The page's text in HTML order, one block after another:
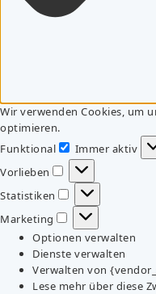
Wir verwenden Cookies, um
optimieren.
Funktional
Funktional
Immer aktiv
Vorlieben
Vorlieben
Statistiken
Statistiken
Marketing
Marketing
Optionen verwalten
Dienste verwalten
Verwalten von
Lese mehr über diese